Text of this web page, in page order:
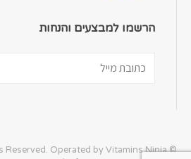
הרשמו למבצעים והנחות
Reserved. Operated by Vitamins Ninja